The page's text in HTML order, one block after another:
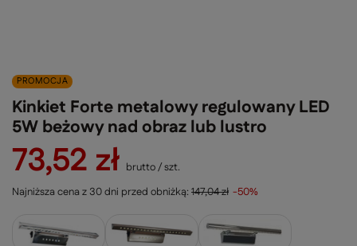
PROMOCJA
Kinkiet Forte metalowy regulowany LED
5W beżowy nad obraz lub lustro
73,52 zł brutto/szt.
Najniższa cena z 30 dni przed obniżką: 147,04 zł -50%